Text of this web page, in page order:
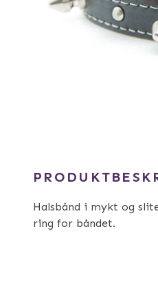
Halsbånd i mykt og
ring for båndet.